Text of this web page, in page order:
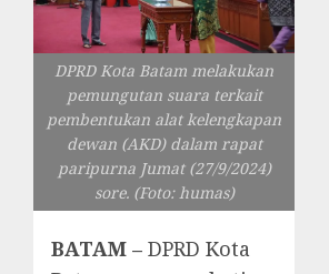
DPRD Kota Batam melakukan
pemungutan suara terkait
pembentukan alat kelengkapan
dewan (AKD) dalam rapat
paripurna Jumat (27/9/2024)
sore. (Foto: humas)
BATAM – DPRD Kota